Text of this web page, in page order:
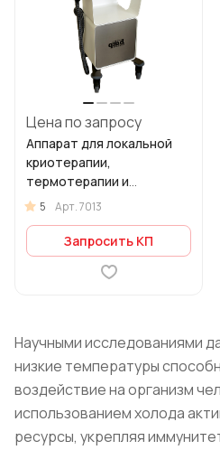
Цена по запросу
Аппарат для локальной
криотерапии,
термотерапии и
контрастной терапии
QMD Cryo-thermal
5 Арт.7013
Запросить КП
Научными исследованиями
низкие температуры
воздействие на организм
использованием холода
ресурсы, укрепляя